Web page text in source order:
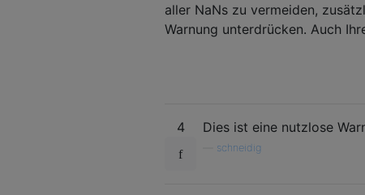
aller NaNs zu vermeiden,
Warnung unterdrücken. Auch
4 Dies ist eine nutzlose
schneidig